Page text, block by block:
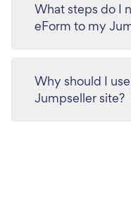
What steps do I
eForm to my
Why should I
Jumpseller site?